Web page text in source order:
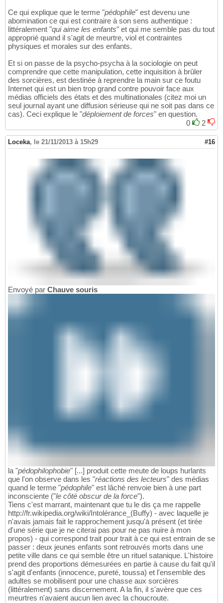
Ce qui explique que le terme "pédophile" est devenu une
abomination ce qui est contraire à son sens authentique :
littéralement "qui aime les enfants" et qui me semble pas du tout
approprié quand il s'agit de meurtre, viol et contraintes
physiques et morales sur des enfants.
Et si on passe de la psycho-psycha à la sociologie on peut
comprendre que cette manipulation, cette inquisition à brûler
des sorcières, est destinée à reprendre la main sur ce foutu
Internet qui est un bien trop grand contre pouvoir face aux
médias officiels des états et des multinationales (citez moi un
seul journal ayant une diffusion sérieuse qui ne soit pas dans ce
cas). Ceci explique le "déploiement de forces" en question.
0
2
Loceka, le 21/11/2013 à 15h29 #16
Envoyé par Chauve souris
la "pédophilophobie" [...] produit cette meute de loups hurlants
que l'on observe dans les "réactions des lecteurs" des médias
quand le terme "pédophile" est lâché renvoie bien à une part
inconsciente ("le côté obscur de la force").
Tiens c'est marrant, maintenant que tu le dis ça me rappelle
http://fr.wikipedia.org/wiki/Intolérance_(Buffy) - avec laquelle je
n'avais jamais fait le rapprochement jusqu'à présent (et tirée
d'une série que je ne citerai pas pour ne pas nuire à mon
propos) - qui correspond trait pour trait à ce qui est entrain de se
passer : deux jeunes enfants sont retrouvés morts dans une
petite ville dans ce qui semble être un rituel satanique. L'histoire
prend des proportions démesurées en partie à cause du fait qu'il
s'agit d'enfants (innocence, pureté, toussa) et l'ensemble des
adultes se mobilisent pour une chasse aux sorcières
(littéralement) sans discernement. A la fin, il s'avère que ces
meurtres n'avaient aucun lien avec la choucroute.